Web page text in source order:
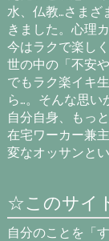
水、仏教…さまざ
きました。心理
今はラクで楽し
世の中の「不安
でもラク楽イキ
ら…。そんな思い
自分自身、もっ
在宅ワーカー兼
変なオッサンと
☆このサイ
自分のことを「